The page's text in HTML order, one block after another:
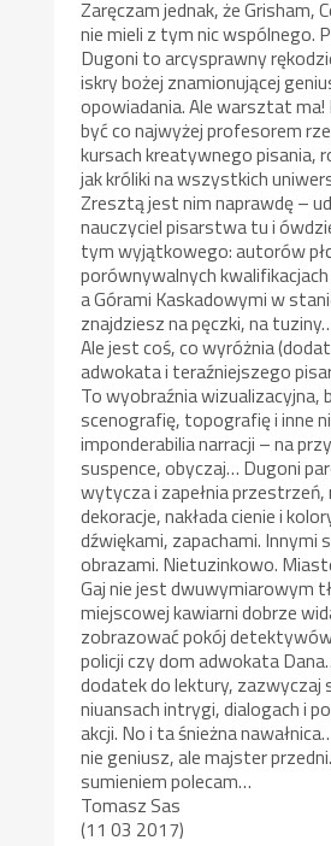
Zaręczam jednak, że Grisham,
nie mieli z tym nic wspólnego.
Dugoni to arcysprawny
iskry bożej znamionującej
opowiadania. Ale warsztat ma!
być co najwyżej profesorem
kursach kreatywnego pisania,
jak króliki na wszystkich
Zresztą jest nim naprawdę –
nauczyciel pisarstwa tu i
tym wyjątkowego: autorów
porównywalnych
a Górami Kaskadowymi w
znajdziesz na pęczki, na
Ale jest coś, co wyróżnia
adwokata i teraźniejszego
To wyobraźnia wizualizacyjna,
scenografię, topografię i inne
imponderabilia narracji – na
suspence, obyczaj… Dugoni
wytycza i zapełnia przestrzeń,
dekoracje, nakłada cienie i
dźwiękami, zapachami. Innymi
obrazami. Nietuzinkowo.
Gaj nie jest dwuwymiarowym
miejscowej kawiarni dobrze
zobrazować pokój
policji czy dom adwokata
dodatek do lektury, zazwyczaj
niuansach intrygi, dialogach i
akcji. No i ta śnieżna
nie geniusz, ale majster
sumieniem polecam…
Tomasz Sas
(11 03 2017)